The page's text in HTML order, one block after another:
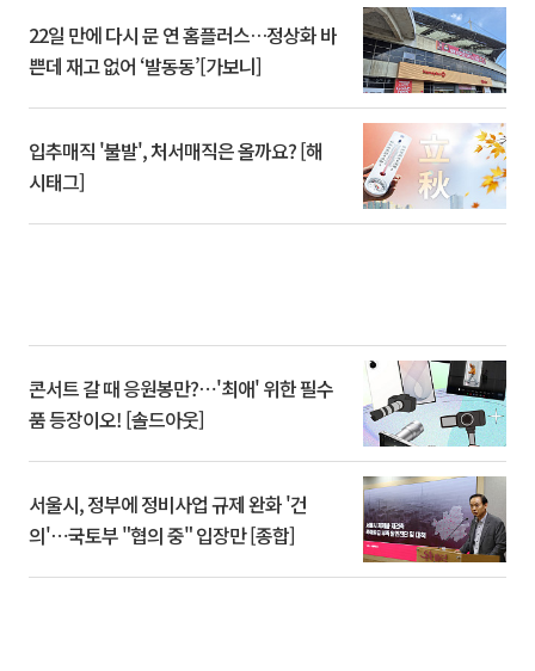
22일 만에 다시 문 연 홈플러스…정상화 바
쁜데 재고 없어 ‘발동동’[가보니]
입추매직 '불발', 처서매직은 올까요? [해
시태그]
콘서트 갈 때 응원봉만?⋯'최애' 위한 필수
품 등장이오! [솔드아웃]
서울시, 정부에 정비사업 규제 완화 '건
의'⋯국토부 "협의 중" 입장만 [종합]